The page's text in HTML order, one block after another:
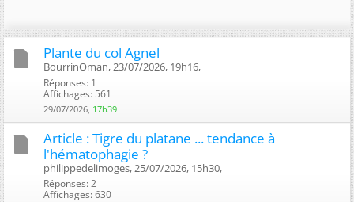
Plante du col Agnel
BourrinOman, 23/07/2026, 19h16, ‎
Réponses: 1
Affichages: 561
29/07/2026, 17h39
Article : Tigre du platane ... tendance à
l'hématophagie ?
philippedelimoges, 25/07/2026, 15h30, ‎
Réponses: 2
Affichages: 630